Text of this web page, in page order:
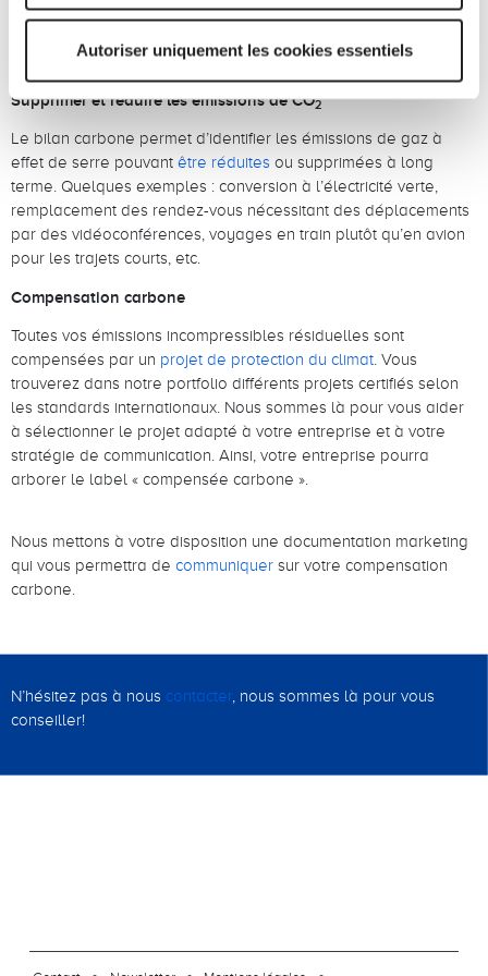
Autoriser uniquement les cookies essentiels
place une multitude de projets clients dans des secteurs très
expérience dont ils vous feront volontiers bénéficier.
Supprimer et réduire les émissions de CO2
Le bilan carbone permet d’identifier les émissions de gaz à
effet de serre pouvantêtre réduites ou supprimées à long
terme. Quelques exemples : conversion à l’électricité verte,
remplacement des rendez-vous nécessitant des déplacements
par des vidéoconférences, voyages en train plutôt qu’en avion
pour les trajets courts, etc.
Compensation carbone
Toutes vos émissions incompressibles résiduelles sont
compensées par un projet de protection du climat. Vous
trouverez dans notre portfolio différents projets certifiés selon
les standards internationaux. Nous sommes là pour vous aider
à sélectionner le projet adapté à votre entreprise et à votre
stratégie de communication. Ainsi, votre entreprise pourra
arborer le label « compensée carbone ».
Nous mettons à votre disposition une documentation marketing
qui vous permettra de communiquersur votre compensation
carbone.
N’hésitez pas à nous contacter, nous sommes là pour vous
conseiller!